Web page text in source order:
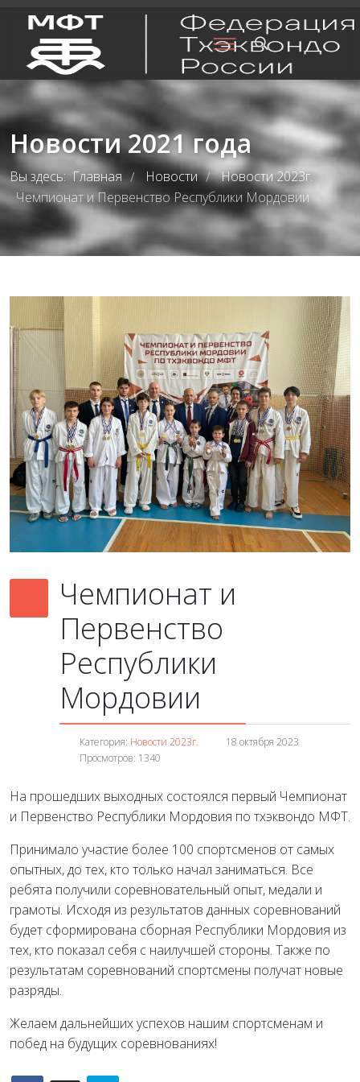
Новости 2021 года
Вы здесь:Главная / Новости / Новости 2023г.
Чемпионат и Первенство Республики Мордовии
Чемпионат и
Первенство
Республики
Мордовии
Категория: Новости 2023г.
18 октября 2023
Просмотров: 1340
На прошедших выходных состоялся первый Чемпионат
и Первенство Республики Мордовия по тхэквондо МФТ.
Принимало участие более 100 спортсменов от самых
опытных, до тех, кто только начал заниматься. Все
ребята получили соревновательный опыт, медали и
грамоты. Исходя из результатов данных соревнований
будет сформирована сборная Республики Мордовия из
тех, кто показал себя с наилучшей стороны. Также по
результатам соревнований спортсмены получат новые
разряды.
Желаем дальнейших успехов нашим спортсменам и
побед на будущих соревнованиях!